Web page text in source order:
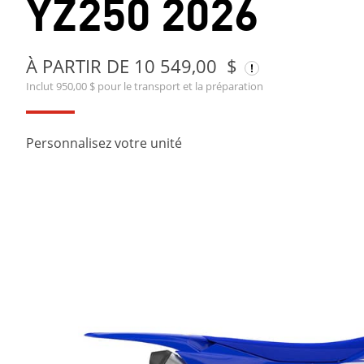
À PARTIR DE 10 549,00 $
Inclut 950,00 $ pour le transport et la préparation
Personnalisez votre unité